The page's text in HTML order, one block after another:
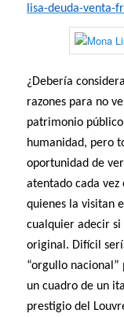
lisa-deuda-venta-
¿Debería
razones para no
patrimonio
humanidad, pero
oportunidad de
atentado cada
quienes la visitan
cualquier adecir si
original. Difícil
“orgullo nacional”
un cuadro de un
prestigio del